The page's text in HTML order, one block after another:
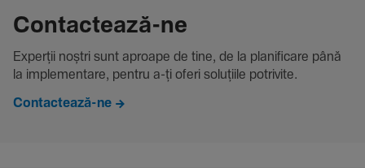
Contac­tează-ne
Experții noștri sunt aproape de tine, de la plani­fi­care până
la imple­men­tare, pentru a-ți oferi solu­țiile potri­vite.
Contactează-ne